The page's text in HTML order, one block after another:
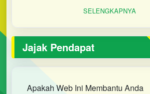
SELENGKAPNYA
Jajak Pendapat
Apakah Web Ini Membantu Anda